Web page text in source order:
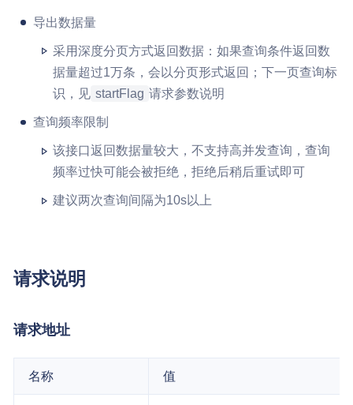
导出数据量
采用深度分页方式返回数据：如果查询条件返回数
据量超过1万条，会以分页形式返回；下一页查询标
识，见 startFlag 请求参数说明
查询频率限制
该接口返回数据量较大，不支持高并发查询，查询
频率过快可能会被拒绝，拒绝后稍后重试即可
建议两次查询间隔为10s以上
请求说明
请求地址
名称 值